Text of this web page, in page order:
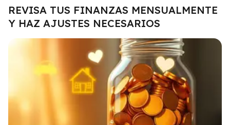
REVISA TUS FINANZAS MENSUALMENTE
Y HAZ AJUSTES NECESARIOS